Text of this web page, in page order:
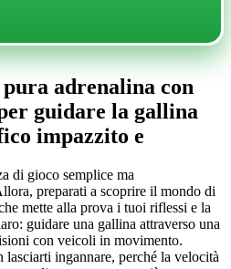
adrenalina con
guidare la gallina
impazzito e
di gioco semplice ma
preparati a scoprire il mondo di
mette alla prova i tuoi riflessi e la
guidare una gallina attraverso una
con veicoli in movimento.
lasciarti ingannare, perché la velocità